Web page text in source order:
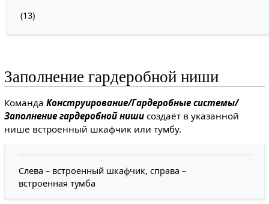
(13)
Заполнение гардеробной ниши
Команда Конструирование/Гардеробные системы/
Заполнение гардеробной нишисоздаёт в указанной
нише встроенный шкафчик или тумбу.
Слева – встроенный шкафчик, справа –
встроенная тумба